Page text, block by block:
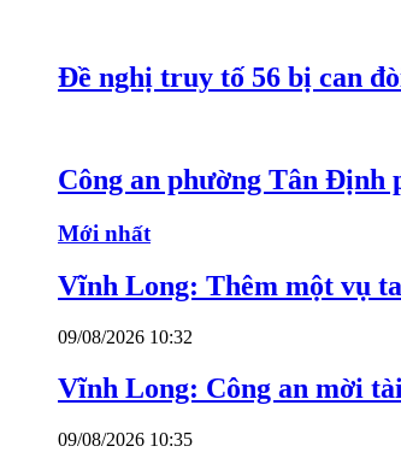
Đề nghị truy tố 56 bị can
Công an phường Tân Định
Mới nhất
Vĩnh Long: Thêm một vụ
09/08/2026 10:32
Vĩnh Long: Công an mời
09/08/2026 10:35